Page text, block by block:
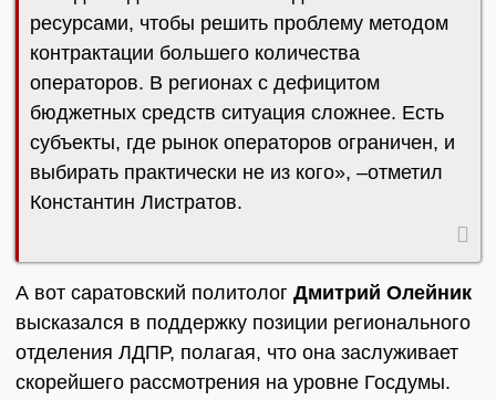
ресурсами, чтобы решить проблему методом
контрактации большего количества
операторов. В регионах с дефицитом
бюджетных средств ситуация сложнее. Есть
субъекты, где рынок операторов ограничен, и
выбирать практически не из кого», –отметил
Константин Листратов.
А вот саратовский политолог Дмитрий Олейник
высказался в поддержку позиции регионального
отделения ЛДПР, полагая, что она заслуживает
скорейшего рассмотрения на уровне Госдумы.